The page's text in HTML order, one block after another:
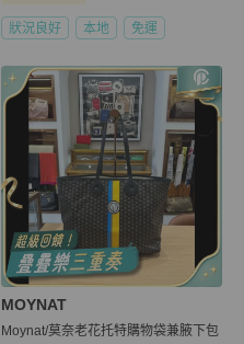
狀況良好 本地 免運
MOYNAT
Moynat/莫奈老花托特購物袋兼腋下包